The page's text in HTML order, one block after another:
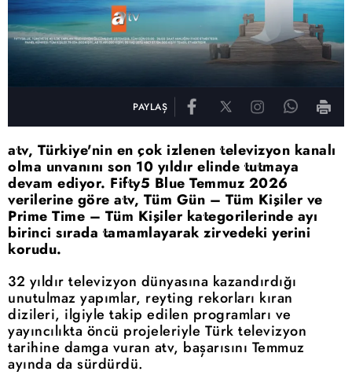
PAYLAŞ
atv, Türkiye'nin en çok izlenen televizyon kanalı
olma unvanını son 10 yıldır elinde tutmaya
devam ediyor. Fifty5 Blue Temmuz 2026
verilerine göre atv, Tüm Gün – Tüm Kişiler ve
Prime Time – Tüm Kişiler kategorilerinde ayı
birinci sırada tamamlayarak zirvedeki yerini
korudu.
32 yıldır televizyon dünyasına kazandırdığı
unutulmaz yapımlar, reyting rekorları kıran
dizileri, ilgiyle takip edilen programları ve
yayıncılıkta öncü projeleriyle Türk televizyon
tarihine damga vuran atv, başarısını Temmuz
ayında da sürdürdü.